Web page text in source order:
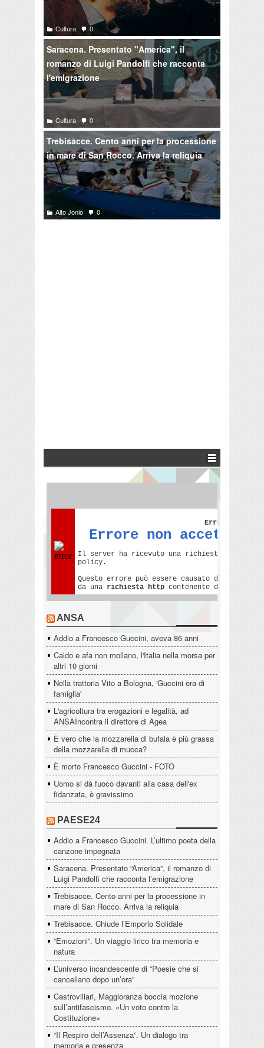
Cultura 0
Saracena. Presentato "America", il
romanzo di Luigi Pandolfi che racconta
l'emigrazione
Cultura 0
Trebisacce. Cento anni per la processione
in mare di San Rocco. Arriva la reliquia
Alto Jonio 0
ANSA
Addio a Francesco Guccini, aveva 86 anni
Caldo e afa non mollano, l'Italia nella morsa per
altri 10 giorni
Nella trattoria Vito a Bologna, 'Guccini era di
famiglia'
L'agricoltura tra erogazioni e legalità, ad
ANSAIncontra il direttore di Agea
È vero che la mozzarella di bufala è più grassa
della mozzarella di mucca?
È morto Francesco Guccini - FOTO
Uomo si dà fuoco davanti alla casa dell'ex
fidanzata, è gravissimo
PAESE24
Addio a Francesco Guccini. L’ultimo poeta della
canzone impegnata
Saracena. Presentato “America”, il romanzo di
Luigi Pandolfi che racconta l’emigrazione
Trebisacce. Cento anni per la processione in
mare di San Rocco. Arriva la reliquia
Trebisacce. Chiude l’Emporio Solidale
“Emozioni”. Un viaggio lirico tra memoria e
natura
L’universo incandescente di “Poesie che si
cancellano dopo un’ora”
Castrovillari, Maggioranza boccia mozione
sull’antifascismo. «Un voto contro la
Costituzione»
“Il Respiro dell’Assenza”. Un dialogo tra
memoria e presenza